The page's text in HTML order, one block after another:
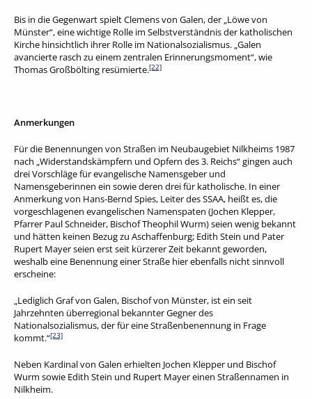
Bis in die Gegenwart spielt Clemens von Galen, der „Löwe von
Münster“, eine wichtige Rolle im Selbstverständnis der katholischen
Kirche hinsichtlich ihrer Rolle im Nationalsozialismus. „Galen
avancierte rasch zu einem zentralen Erinnerungsmoment“, wie
Thomas Großbölting resümierte.[22]
Anmerkungen
Für die Benennungen von Straßen im Neubaugebiet Nilkheims 1987
nach „Widerstandskämpfern und Opfern des 3. Reichs“ gingen auch
drei Vorschläge für evangelische Namensgeber und
Namensgeberinnen ein sowie deren drei für katholische. In einer
Anmerkung von Hans-Bernd Spies, Leiter des SSAA, heißt es, die
vorgeschlagenen evangelischen Namenspaten (Jochen Klepper,
Pfarrer Paul Schneider, Bischof Theophil Wurm) seien wenig bekannt
und hätten keinen Bezug zu Aschaffenburg; Edith Stein und Pater
Rupert Mayer seien erst seit kürzerer Zeit bekannt geworden,
weshalb eine Benennung einer Straße hier ebenfalls nicht sinnvoll
erscheine:
„Lediglich Graf von Galen, Bischof von Münster, ist ein seit
Jahrzehnten überregional bekannter Gegner des
Nationalsozialismus, der für eine Straßenbenennung in Frage
kommt.“[23]
Neben Kardinal von Galen erhielten Jochen Klepper und Bischof
Wurm sowie Edith Stein und Rupert Mayer einen Straßennamen in
Nilkheim.